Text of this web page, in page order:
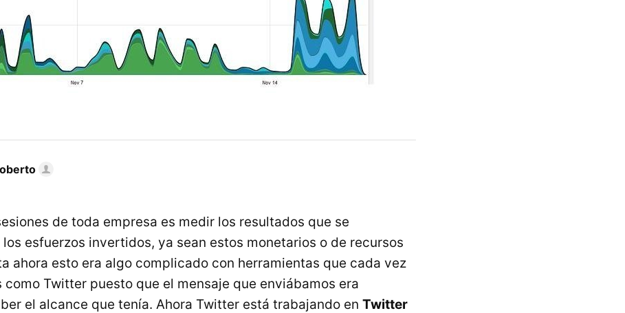
de toda empresa es medir los resultados que se
esfuerzos invertidos, ya sean estos monetarios o de recursos
ahora esto era algo complicado con herramientas que cada vez
como Twitter puesto que el mensaje que enviábamos era
el alcance que tenía. Ahora Twitter está trabajando en Twitter